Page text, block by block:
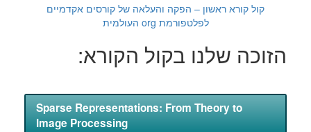
קול קורא ראשון – הפקה והעלאה של קורסים אקדמיים
לפלטפורמת org העולמית
הזוכה שלנו בקול הקורא:
Sparse Representations: From Theory to
Image Processing